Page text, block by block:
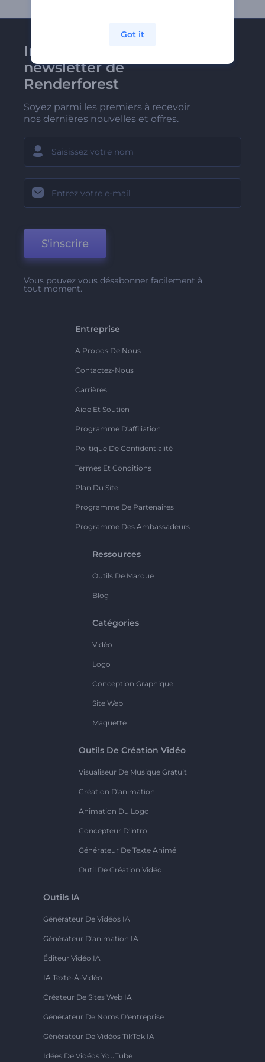
Inscrivez-vous à la
newsletter de
Renderforest
Soyez parmi les premiers à recevoir
nos dernières nouvelles et offres.
S'inscrire
Vous pouvez vous désabonner facilement à
tout moment.
Entreprise
A Propos De Nous
Contactez-Nous
Carrières
Aide Et Soutien
Programme D'affiliation
Politique De Confidentialité
Termes Et Conditions
Plan Du Site
Programme De Partenaires
Programme Des Ambassadeurs
Ressources
Outils De Marque
Blog
Catégories
Vidéo
Logo
Conception Graphique
Site Web
Maquette
Outils De Création Vidéo
Visualiseur De Musique Gratuit
Création D'animation
Animation Du Logo
Concepteur D'intro
Générateur De Texte Animé
Outil De Création Vidéo
Outils IA
Générateur De Vidéos IA
Générateur D'animation IA
Éditeur Vidéo IA
IA Texte-À-Vidéo
Créateur De Sites Web IA
Générateur De Noms D'entreprise
Générateur De Vidéos TikTok IA
Idées De Vidéos YouTube
Got it